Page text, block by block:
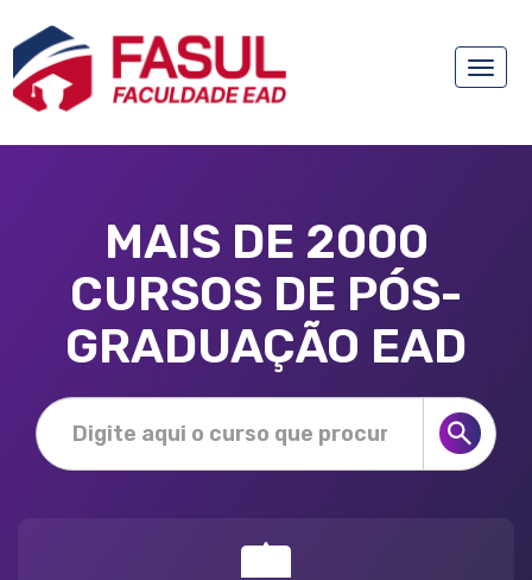
Toggle
MAIS DE 2000
CURSOS DE PÓS-
GRADUAÇÃO EAD